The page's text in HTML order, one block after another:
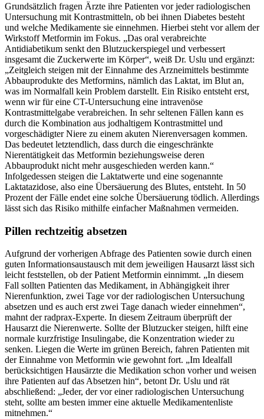
Grundsätzlich fragen Ärzte ihre Patienten vor jeder radiologischen
Untersuchung mit Kontrastmitteln, ob bei ihnen Diabetes besteht
und welche Medikamente sie einnehmen. Hierbei steht vor allem der
Wirkstoff Metformin im Fokus. „Das oral verabreichte
Antidiabetikum senkt den Blutzuckerspiegel und verbessert
insgesamt die Zuckerwerte im Körper“, weiß Dr. Uslu und ergänzt:
„Zeitgleich steigen mit der Einnahme des Arzneimittels bestimmte
Abbauprodukte des Metformins, nämlich das Laktat, im Blut an,
was im Normalfall kein Problem darstellt. Ein Risiko entsteht erst,
wenn wir für eine CT-Untersuchung eine intravenöse
Kontrastmittelgabe verabreichen. In sehr seltenen Fällen kann es
durch die Kombination aus jodhaltigem Kontrastmittel und
vorgeschädigter Niere zu einem akuten Nierenversagen kommen.
Das bedeutet letztendlich, dass durch die eingeschränkte
Nierentätigkeit das Metformin beziehungsweise deren
Abbauprodukt nicht mehr ausgeschieden werden kann.“
Infolgedessen steigen die Laktatwerte und eine sogenannte
Laktatazidose, also eine Übersäuerung des Blutes, entsteht. In 50
Prozent der Fälle endet eine solche Übersäuerung tödlich. Allerdings
lässt sich das Risiko mithilfe einfacher Maßnahmen vermeiden.
Pillen rechtzeitig absetzen
Aufgrund der vorherigen Abfrage des Patienten sowie durch einen
guten Informationsaustausch mit dem jeweiligen Hausarzt lässt sich
leicht feststellen, ob der Patient Metformin einnimmt. „In diesem
Fall sollten Patienten das Medikament, in Abhängigkeit ihrer
Nierenfunktion, zwei Tage vor der radiologischen Untersuchung
absetzen und es auch erst zwei Tage danach wieder einnehmen“,
mahnt der radprax-Experte. In diesem Zeitraum überprüft der
Hausarzt die Nierenwerte. Sollte der Blutzucker steigen, hilft eine
normale kurzfristige Insulingabe, die Konzentration wieder zu
senken. Liegen die Werte im grünen Bereich, fahren Patienten mit
der Einnahme von Metformin wie gewohnt fort. „Im Idealfall
berücksichtigen Hausärzte die Medikation schon vorher und weisen
ihre Patienten auf das Absetzen hin“, betont Dr. Uslu und rät
abschließend: „Jeder, der vor einer radiologischen Untersuchung
steht, sollte am besten immer eine aktuelle Medikamentenliste
mitnehmen.“